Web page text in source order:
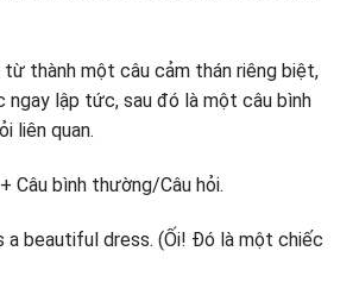
từ thành một câu cảm thán riêng biệt,
ngay lập tức, sau đó là một câu bình
liên quan.
Câu bình thường/Câu hỏi.
a beautiful dress. (Ối! Đó là một chiếc